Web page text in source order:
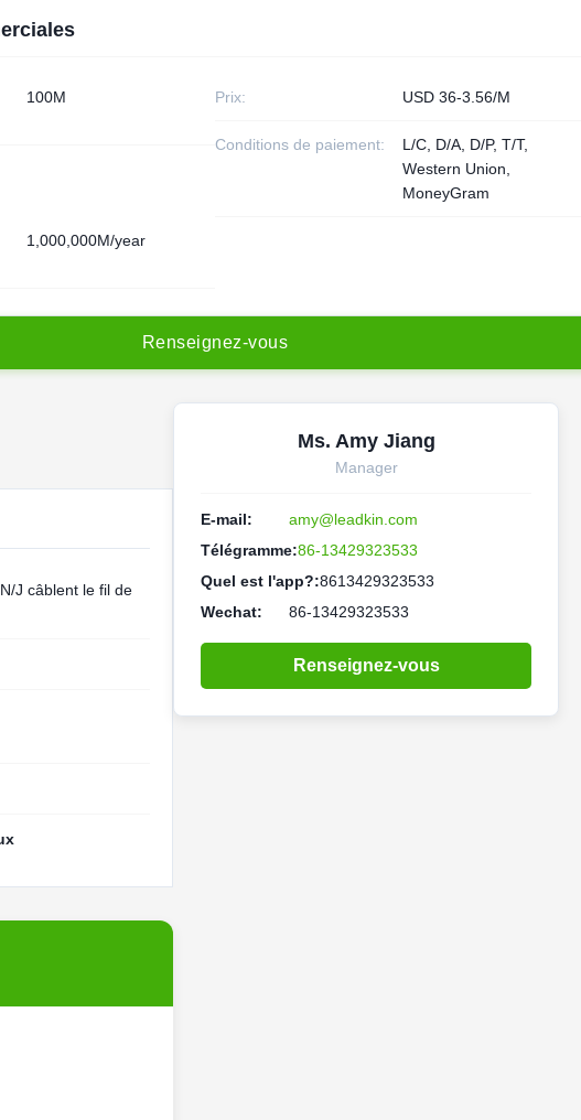
100M Prix: USD 36-3.56/M
Conditions de paiement:
L/C, D/A, D/P, T/T,
Western Union,
MoneyGram
1,000,000M/year
Renseignez-vous
J câblent le fil de
Ms. Amy Jiang
Manager
E-mail:
amy@leadkin.com
Télégramme:86-13429323533
Quel est l'app?:8613429323533
Wechat:
86-13429323533
Renseignez-vous